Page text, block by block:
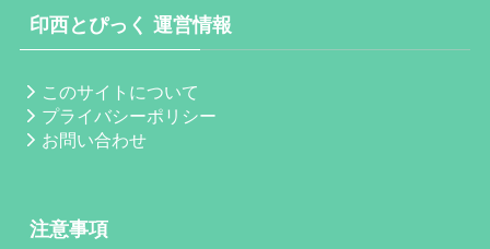
印西とぴっく 運営情報
このサイトについて
プライバシーポリシー
お問い合わせ
注意事項